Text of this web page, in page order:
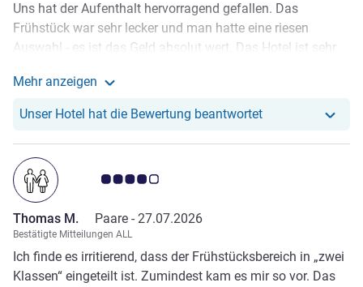
Uns hat der Aufenthalt hervorragend gefallen. Das
Frühstück war sehr lecker und man hatte eine riesen
Auswahl - es ist das Geld absolut wert. Das Hotel ist sehr
Lediglich ein kurzes Durcheinander beim hinzubuchen
eines Frühstücks war mit größerem Aufwand verbunden,
wurde aber absolut serviceorientiert und kundenfreundlich
geregelt. Wir kommen bei unserer nächsten Reise nach
Karlsruhe auf jeden Fall wieder.
Mehr anzeigen
Unser Hotel hat die Bewertung beantwortetUnser Hotel hat
Note Kundenmeinungen 4.0/5
Thomas M. Paare - 27.07.2026
Bestätigte Mitteilungen ALL
Ich finde es irritierend, dass der Frühstücksbereich in „zwei
Klassen“ eingeteilt ist. Zumindest kam es mir so vor. Das